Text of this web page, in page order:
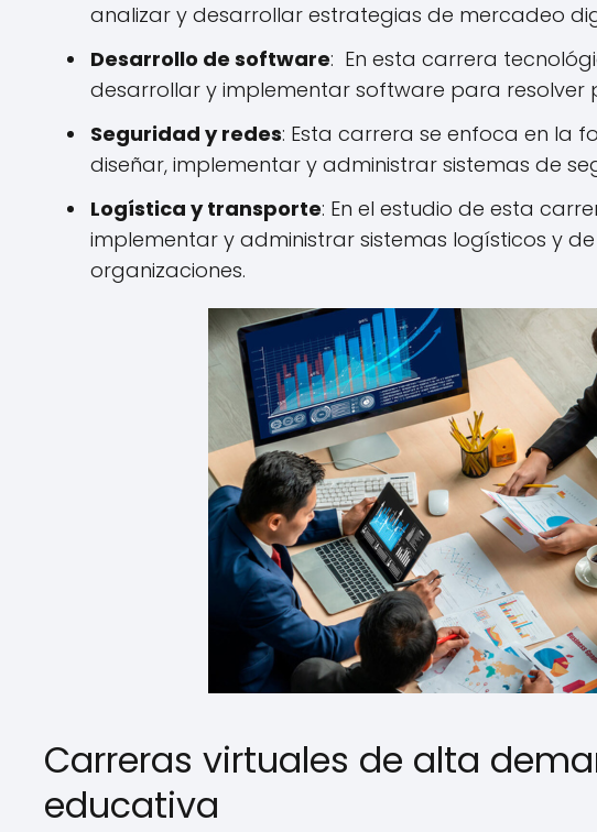
analizar y desarrollar estrategias de mercadeo
Desarrollo de software: En esta carrera
desarrollar y implementar software para resolver
Seguridad y redes: Esta carrera se enfoca en la
diseñar, implementar y administrar sistemas de
Logística y transporte: En el estudio de esta
implementar y administrar sistemas logísticos y
organizaciones.
Carreras virtuales de alta
educativa